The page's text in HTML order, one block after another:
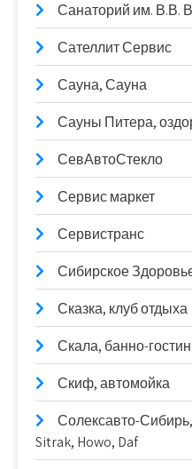
Санаторий им. В.В.
Сателлит Сервис
Сауна, Сауна
Сауны Питера,
СевАвтоСтекло
Сервис маркет
Сервистранс
Сибирское
Сказка, клуб отдыха
Скала, банно-
Скиф, автомойка
Солексавто-
Sitrak, Howo, Daf